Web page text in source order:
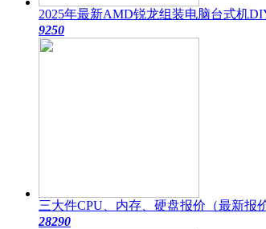
2025年最新AMD锐龙组装电脑台式机
9250
三大件CPU、内存、硬盘报价（最新报
28290